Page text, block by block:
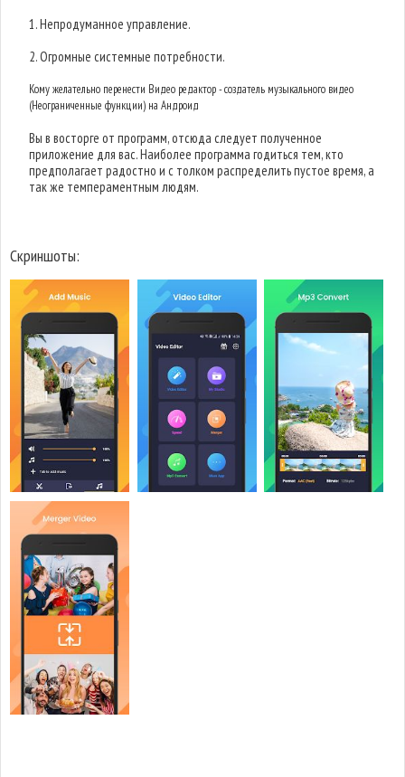
1. Непродуманное управление.
2. Огромные системные потребности.
Кому желательно перенести Видео редактор - создатель музыкального видео
(Неограниченные функции) на Андроид
Вы в восторге от программ, отсюда следует полученное
приложение для вас. Наиболее программа годиться тем, кто
предполагает радостно и с толком распределить пустое время, а
так же темпераментным людям.
Скриншоты: